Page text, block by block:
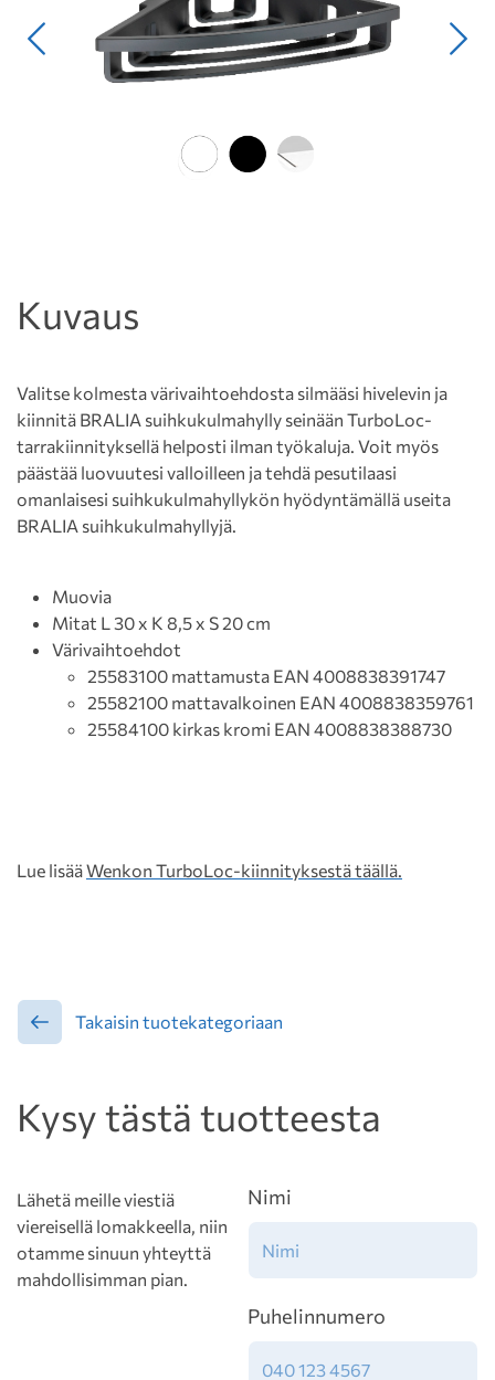
Edellinen
Kuvaus
Valitse kolmesta värivaihtoehdosta silmääsi hivelevin ja
kiinnitä BRALIA suihkukulmahylly seinään TurboLoc-
tarrakiinnityksellä helposti ilman työkaluja. Voit myös
päästää luovuutesi valloilleen ja tehdä pesutilaasi
omanlaisesi suihkukulmahyllykön hyödyntämällä useita
BRALIA suihkukulmahyllyjä.
Muovia
Mitat L 30 x K 8,5 x S 20 cm
Värivaihtoehdot
25583100 mattamusta EAN 4008838391747
25582100 mattavalkoinen EAN 4008838359761
25584100 kirkas kromi EAN 4008838388730
Lue lisääWenkon TurboLoc-kiinnityksestä täällä.
Takaisin tuotekategoriaan
Kysy tästä tuotteesta
Lähetä meille viestiä
viereisellä lomakkeella, niin
otamme sinuun yhteyttä
mahdollisimman pian.
Nimi
Puhelinnumero